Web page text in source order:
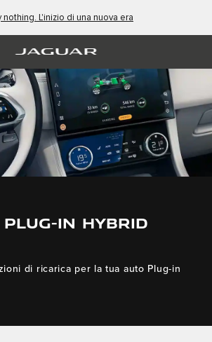
nothing. L'inizio di una nuova era
IN HYBRID
di ricarica per la tua auto Plug-in